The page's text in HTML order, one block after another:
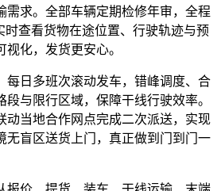
需求。全部车辆定期检修年审，全程
时查看货物在途位置、行驶轨迹与预
化，发货更安心。
每日多班次滚动发车，错峰调度、合
与限行区域，保障干线行驶效率。
动当地合作网点完成二次派送，实现
无盲区送货上门，真正做到门到门一